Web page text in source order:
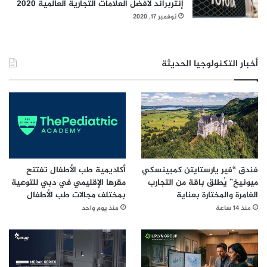
إنتربراند لأفضل العلامات التجارية العالمية 2020
نوفمبر 17, 2020
أخبار التكنولوجيا الحديثة
فندق “فير يارستايتن كمبينسكي
ميونيخ” يُطلق باقة من التجارب
الغامرة والمختارة بعناية
منذ 14 ساعة
أكاديمية طب الأطفال تفتتح
مقرها الإقليمي في دبي للتوعية
بمختلف مجالات طب الأطفال
منذ يوم واحد